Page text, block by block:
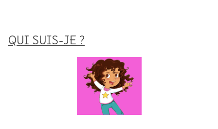
QUI SUIS-JE ?